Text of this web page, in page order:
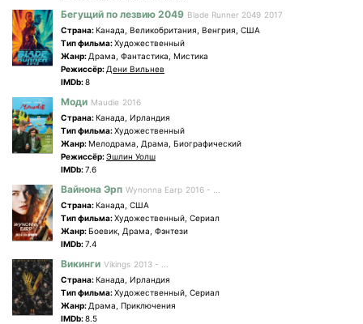
Бегущий по лезвию 2049 Blade Runner 2049 2017
Страна:Канада, Великобритания, Венгрия, США
Tип фильма:Художественный
Жанр: Драма, Фантастика, Мистика
Режиссёр: Дени Вильнев
IMDb:8
Моди Maudie 2016
Страна:Канада, Ирландия
Tип фильма:Художественный
Жанр:Мелодрама, Драма, Биографический
Режиссёр:Эшлин Уолш
IMDb:7.6
Вайнона Эрп Wynonna Earp 2016 - ...
Страна:Канада, США
Tип фильма:Художественный, Сериал
Жанр:Боевик, Драма, Фэнтези
IMDb:7.4
Викинги Vikings 2013 - ...
Страна:Канада, Ирландия
Tип фильма:Художественный, Сериал
Жанр: Драма, Приключения
IMDb:8.5